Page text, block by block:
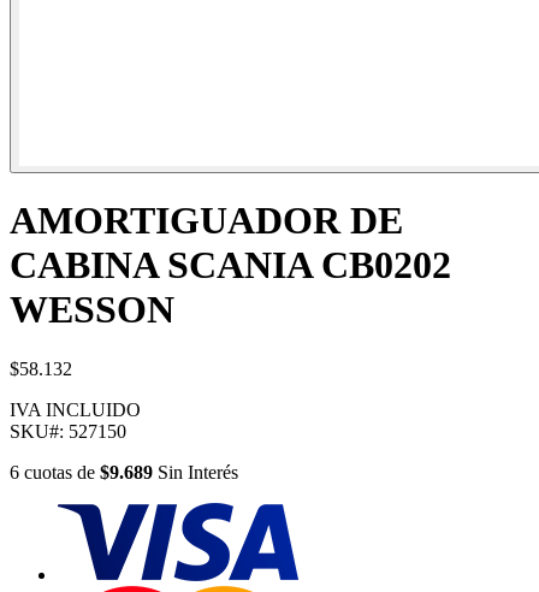
AMORTIGUADOR DE
CABINA SCANIA CB0202
WESSON
$58.132
IVA INCLUIDO
SKU#: 527150
6 cuotas de $9.689 Sin Interés